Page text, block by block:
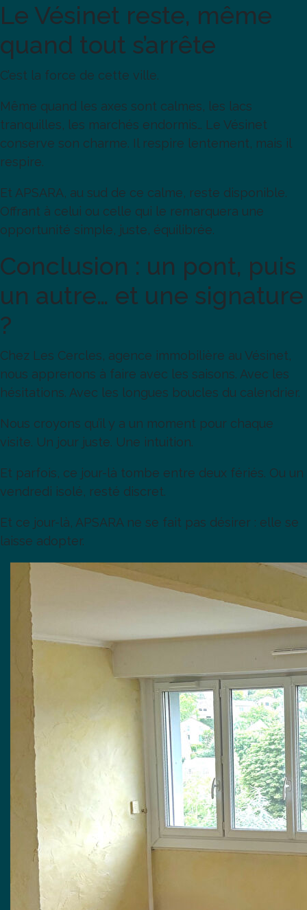
Le Vésinet reste, même
quand tout s’arrête
C’est la force de cette ville.
Même quand les axes sont calmes, les lacs
tranquilles, les marchés endormis… Le Vésinet
conserve son charme. Il respire lentement, mais il
respire.
Et APSARA, au sud de ce calme, reste disponible.
Offrant à celui ou celle qui le remarquera une
opportunité simple, juste, équilibrée.
Conclusion : un pont, puis
un autre… et une signature
?
Chez Les Cercles, agence immobilière au Vésinet,
nous apprenons à faire avec les saisons. Avec les
hésitations. Avec les longues boucles du calendrier.
Nous croyons qu’il y a un moment pour chaque
visite. Un jour juste. Une intuition.
Et parfois, ce jour-là tombe entre deux fériés. Ou un
vendredi isolé, resté discret.
Et ce jour-là, APSARA ne se fait pas désirer : elle se
laisse adopter.